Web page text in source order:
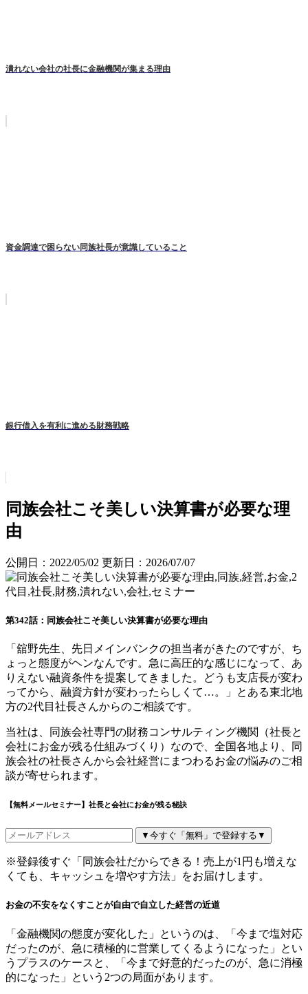
潰れない会社の社長に金融機関が集まる理由
資金調達で困らない同族社長が意識していること
銀行借入を有利に進める財務戦略
同族会社こそ美しい決算書が必要な理
由
公開日：2022/05/02 更新日：2026/07/07
第342話：同族会社こそ美しい決算書が必要な理由
「舘野先生、先日メインバンクの担当者がきたのですが、ち
ょっと態度がヘンなんです。急に高圧的な感じになって、あ
りえない融資条件を提案してきました。どうも支店長が変わ
ってから、融資方針が変わったらしくて…。」とある東北地
方の2代目社長さんからのご相談です。
当社は、同族会社専門の財務コンサルティング機関（社長と
会社にお金が残る仕組みづくり）なので、全国各地より、同
族会社の社長さんから会社経営にまつわるお金の悩みのご相
談が寄せられます。
【無料メールセミナー】社長と会社にお金が残る秘訣
▼今すぐ「無料」で登録する▼
※登録後すぐ「同族会社だからできる！売上が1円も増えな
くても、キャッシュを増やす方法」をお届けします。
お金の不安をなくすことが自由で自立した経営の近道
「金融機関の態度が変化した」というのは、「今まで塩対応
だったのが、急に積極的に営業してくるようになった」とい
うプラスのケースと、「今まで好意的だったのが、急に消極
的になった」という2つの局面があります。